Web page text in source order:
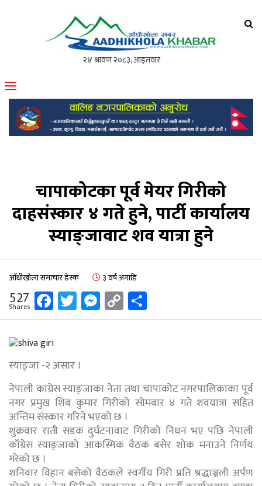
मोफसलकै लोकप्रिय अनलाइन पत्रिका
चापाकोटका पूर्व मेयर गिरीको
दाहसंस्कार ४ गते हुने, पार्टी कार्यालय
स्याङ्जावाट शव यात्रा हुने
आँधीखोला समाचार डेस्क ३ वर्ष अगाडि
527
Shares Facebook
Twitter
Messenger
Copy
Link
स्याङ्जा -२ असार ।
नेपाली कांग्रेस स्याङ्जाका नेता तथा चापाकोट नगरपालिकाका पूर्व
नगर प्रमुख शिव कुमार गिरीको सोमवार ४ गते शवयात्रा सहित
अन्तिम संस्कार गरिने भएको छ ।
शुक्रवार राती सडक दुर्घटनावाट गिरीको निधन भए पछि नेपाली
काँग्रेस स्याङ्जाको आकस्मिक वैठक बसेर शोक मनाउने निर्णय
गरेको छ ।
शनिवार विहान बसेको वैठकले स्वर्गीय गिरी प्रति श्रद्धाञ्जली अर्पण